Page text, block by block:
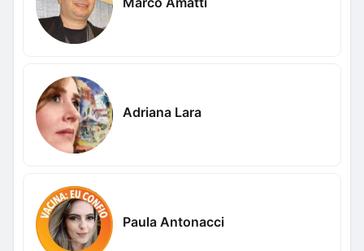
Adriana Lara
Paula Antonacci